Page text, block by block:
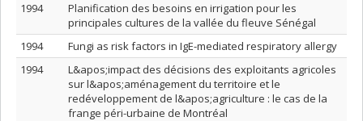
1994
Planification des besoins en irrigation pour les
principales cultures de la vallée du fleuve Sénégal
1994
Fungi as risk factors in IgE-mediated respiratory allergy
1994
L&apos;impact des décisions des exploitants agricoles
sur l&apos;aménagement du territoire et le
redéveloppement de l&apos;agriculture : le cas de la
frange péri-urbaine de Montréal